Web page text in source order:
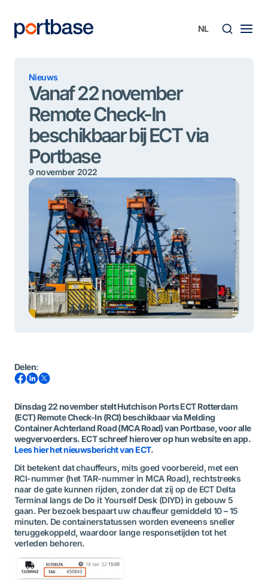
inhoud
Nieuws
Vanaf 22 november
Remote Check-In
beschikbaar bij ECT via
Portbase
9 november 2022
Delen:
Dinsdag 22 november stelt Hutchison Ports ECT Rotterdam
(ECT) Remote Check-In (RCI) beschikbaar via Melding
Container Achterland Road (MCA Road) van Portbase, voor alle
wegvervoerders. ECT schreef hierover op hun website en app.
Lees hier het nieuwsbericht van ECT.
Dit betekent dat chauffeurs, mits goed voorbereid, met een
RCI-nummer (het TAR-nummer in MCA Road), rechtstreeks
naar de gate kunnen rijden, zonder dat zij op de ECT Delta
Terminal langs de Do it Yourself Desk (DIYD) in gebouw 5
gaan. Per bezoek bespaart uw chauffeur gemiddeld 10 – 15
minuten.De containerstatussen worden eveneens sneller
teruggekoppeld, waardoor lange responsetijden tot het
verleden behoren.